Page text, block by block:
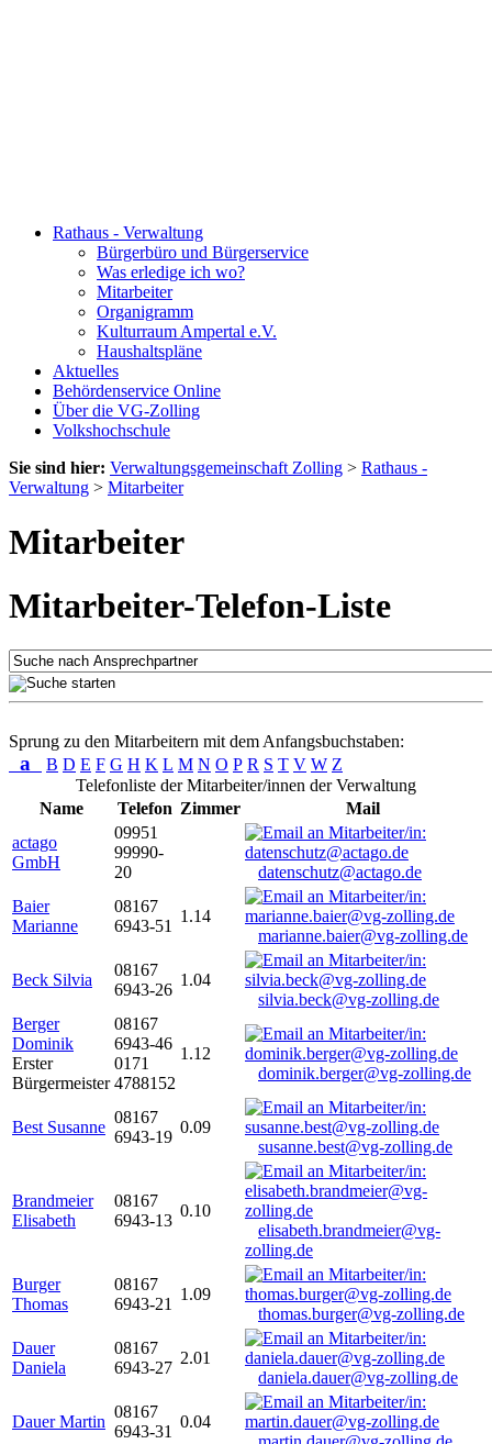
Rathaus - Verwaltung
Bürgerbüro und Bürgerservice
Was erledige ich wo?
Mitarbeiter
Organigramm
Kulturraum Ampertal e.V.
Haushaltspläne
Aktuelles
Behördenservice Online
Über die VG-Zolling
Volkshochschule
Sie sind hier: Verwaltungsgemeinschaft Zolling > Rathaus -
Verwaltung > Mitarbeiter
Mitarbeiter
Mitarbeiter-Telefon-Liste
Sprung zu den Mitarbeitern mit dem Anfangsbuchstaben:
a B D E F G H K L M N O P R S T V W Z
Telefonliste der Mitarbeiter/innen der Verwaltung
Name
Telefon Zimmer
Mail
actago
GmbH
09951
99990-
20
datenschutz@actago.de
Baier
Marianne
08167
6943-51
1.14
marianne.baier@vg-zolling.de
Beck Silvia
08167
6943-26
1.04
silvia.beck@vg-zolling.de
Berger
Dominik
Erster
Bürgermeister
08167
6943-46
0171
4788152
1.12
dominik.berger@vg-zolling.de
Best Susanne
08167
6943-19
0.09
susanne.best@vg-zolling.de
Brandmeier
Elisabeth
08167
6943-13
0.10
elisabeth.brandmeier@vg-
zolling.de
Burger
Thomas
08167
6943-21
1.09
thomas.burger@vg-zolling.de
Dauer
Daniela
08167
6943-27
2.01
daniela.dauer@vg-zolling.de
Dauer Martin
08167
6943-31
0.04